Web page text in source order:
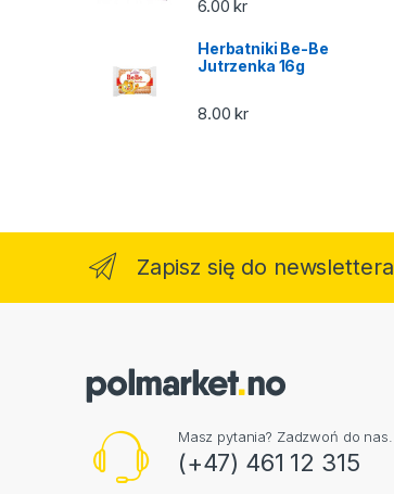
6.00kr
Herbatniki Be-Be
Jutrzenka 16g
8.00kr
Zapisz się do newslettera
Masz pytania? Zadzwoń do nas.
(+47) 461 12 315